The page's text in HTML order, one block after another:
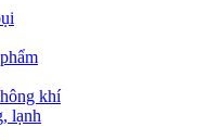
khí
lạnh